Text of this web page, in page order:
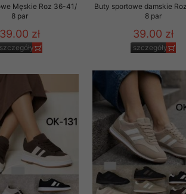
Męskie Roz 36-41/
8 par
39.00 zł
szczegóły
Buty sportowe damskie
8 par
39.00 zł
szczegóły